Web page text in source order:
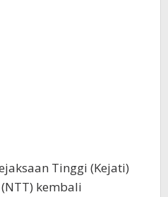
Tinggi (Kejati)
kembali